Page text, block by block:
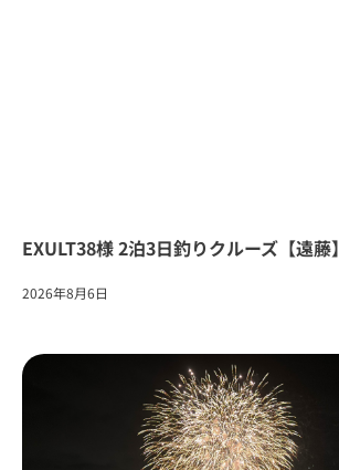
EXULT38様 2泊3日釣りクルーズ【遠藤】
2026年8月6日